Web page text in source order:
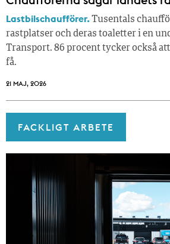
Lastbilschaufförer.Tusentals
rastplatser och deras toaletter i en
Transport. 86 procent tycker också
få.
21 MAJ, 2026
FACKLIGT ARBETE